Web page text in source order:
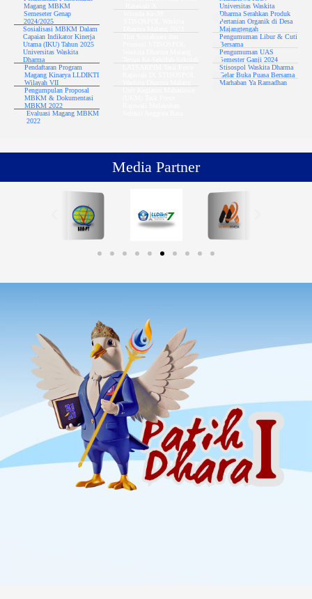
Magang MBKM
Semeseter Genap
2024/2025
Sosialisasi MBKM Dalam
Capaian Indikator Kinerja
Utama (IKU) Tahun 2025
Universitas Waskita
Dharma
Pendaftaran Program
Magang Kinarya LLDIKTI
Wilayah VII
Pengumpulan Proposal
MBKM & Dokumentasi
MBKM 2022
Evaluasi Magang MBKM
2022
Universitas Waskita
Dharma Serahkan Produk
Pertanian Organik di Desa
Majangtengah
Pengumuman Libur & Cuti
Bersama
Pengumuman UAS
Semester Ganji 2024
Stisospol Waskita Dharma
Gelar Buka Puasa Bersama
Marhaban Ya Ramadhan
Media Partner